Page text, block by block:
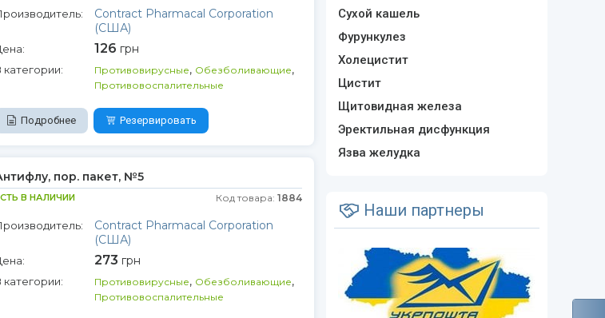
Contract Pharmacal Corporation
(США)
126 грн
категории: Противовирусные, Обезболивающие,
Противовоспалительные
Подробнее Резервировать
пор. пакет, №5
В НАЛИЧИИ Код товара: 1884
Contract Pharmacal Corporation
(США)
273 грн
категории: Противовирусные, Обезболивающие,
Противовоспалительные
Сухой кашель
Фурункулез
Холецистит
Цистит
Щитовидная железа
Эректильная дисфункция
Язва желудка
Наши партнеры